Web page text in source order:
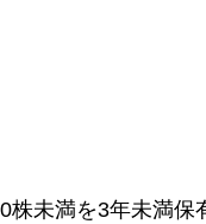
未満を3年未満保